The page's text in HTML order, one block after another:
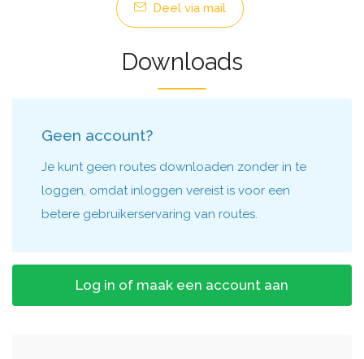
Deel via mail
Downloads
Geen account?
Je kunt geen routes downloaden zonder in te
loggen, omdat inloggen vereist is voor een
betere gebruikerservaring van routes.
Log in of maak een account aan